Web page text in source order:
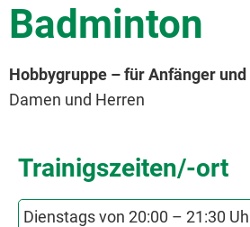
Badminton
Hobbygruppe – für Anfänger und
Damen und Herren
Trainigszeiten/-ort
Dienstags von 20:00 – 21:30